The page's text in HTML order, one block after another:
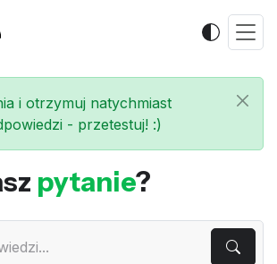
i otrzymuj natychmiast
- przetestuj! :)
pytanie?